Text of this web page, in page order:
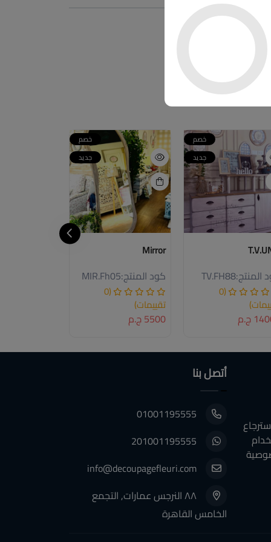
خصم
جديد
المنتج:TV.FH88
(0
ج.م
خصم
جديد
Mirror
كود المنتج:MIR.Fh05
(0
تقييمات)
5500 ج.م
أتصل بنا
01001195555
201001195555
info@decoupagefleuri.com
٨٨ النرجس عمارات, التجمع
الخامس القاهرة